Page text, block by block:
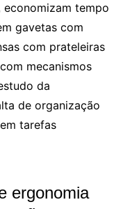
tempo
gavetas com
com prateleiras
mecanismos
da
de organização
tarefas
ergonomia